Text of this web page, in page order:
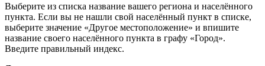
Выберите из списка название вашего региона и населённого
пункта. Если вы не нашли свой населённый пункт в списке,
выберите значение «Другое местоположение» и впишите
название своего населённого пункта в графу «Город».
Введите правильный индекс.